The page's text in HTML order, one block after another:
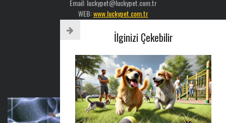
İlginizi Çekebilir
Email: luckypet@luckypet.com.tr
WEB:www.luckypet.com.tr
Tel : 0216 386 77 52
AYLIK BÜLTEN